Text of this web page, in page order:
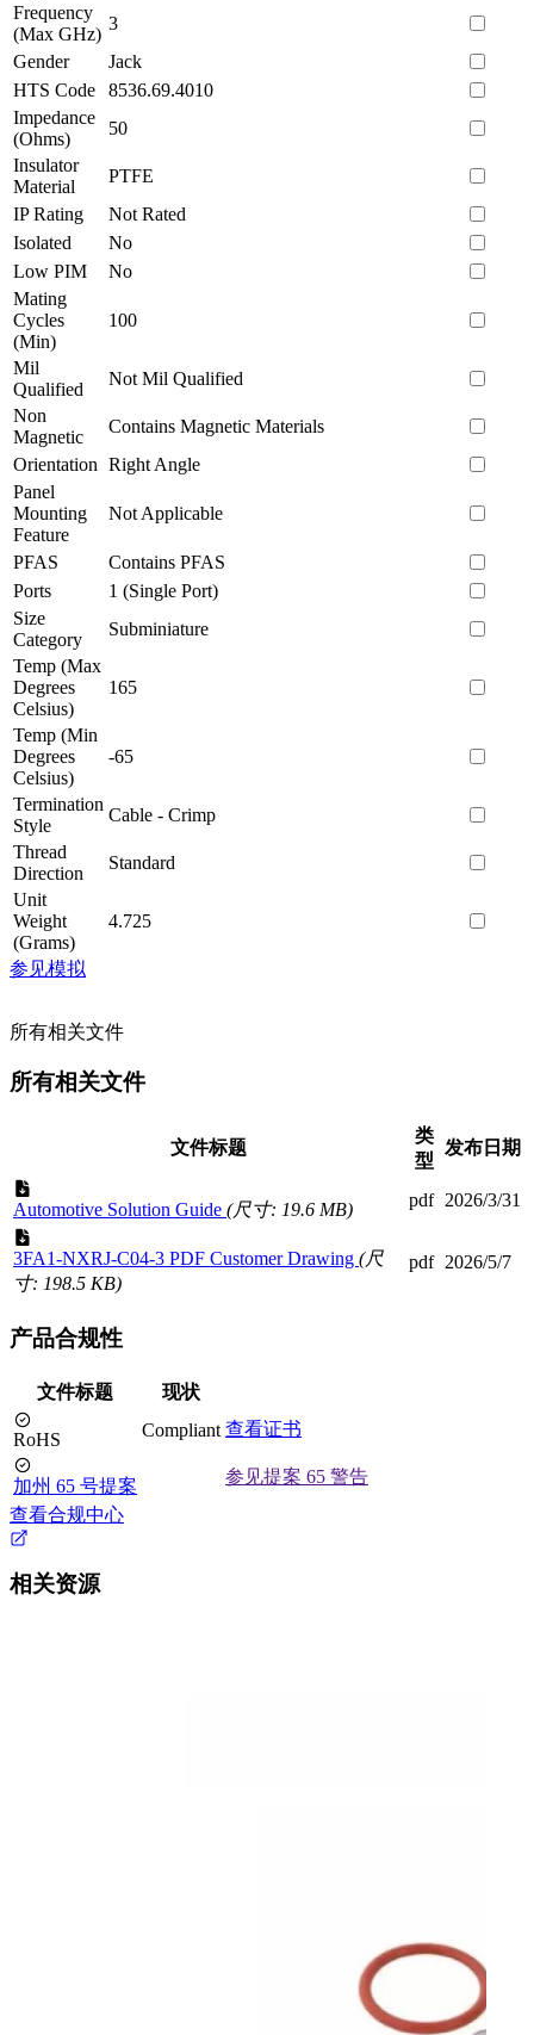
Frequency
(Max GHz)
3
Gender
Jack
HTS Code
8536.69.4010
Impedance
(Ohms)
50
Insulator
Material
PTFE
IP Rating
Not Rated
Isolated
No
Low PIM
No
Mating
Cycles
(Min)
100
Mil
Qualified
Not Mil Qualified
Non
Magnetic
Contains Magnetic Materials
Orientation Right Angle
Panel
Mounting
Feature
Not Applicable
PFAS
Contains PFAS
Ports
1 (Single Port)
Size
Category
Subminiature
Temp (Max
Degrees
Celsius)
165
Temp (Min
Degrees
Celsius)
-65
Termination
Style
Cable - Crimp
Thread
Direction
Standard
Unit
Weight
(Grams)
4.725
参见模拟
所有相关文件
所有相关文件
文件标题
类
型
发布日期
Automotive Solution Guide (尺寸: 19.6 MB) pdf 2026/3/31
3FA1-NXRJ-C04-3 PDF Customer Drawing (尺
寸: 198.5 KB)
pdf 2026/5/7
产品合规性
文件标题 现状
RoHS Compliant 查看证书
加州 65 号提案
参见提案 65 警告
查看合规中心
相关资源